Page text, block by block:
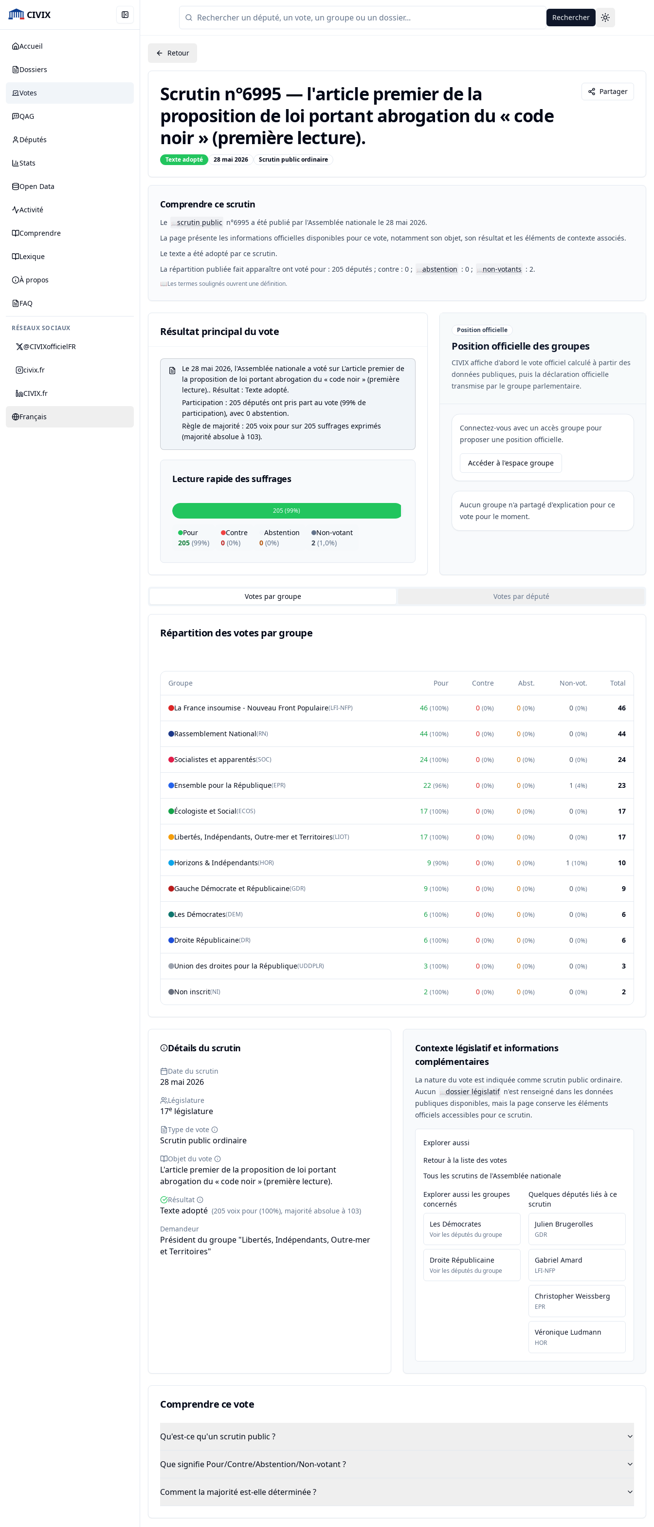
CIVIX
Accueil
Dossiers
Votes
QAG
Députés
Stats
Open Data
Activité
Comprendre
Lexique
À propos
FAQ
RÉSEAUX SOCIAUX
@CIVIXofficielFR
civix.fr
CIVIX.fr
Français
Rechercher Toggle theme
Retour
Scrutin n°6995 — l'article premier de la
proposition de loi portant abrogation du « code
noir » (première lecture).
Texte adopté 28 mai 2026 Scrutin public ordinaire
Partager
Comprendre ce scrutin
Le 📖scrutin public n°6995 a été publié par l'Assemblée nationale le 28 mai 2026.
La page présente les informations officielles disponibles pour ce vote, notamment son objet, son résultat et les éléments de contexte associés.
Le texte a été adopté par ce scrutin.
La répartition publiée fait apparaître ont voté pour : 205 députés ; contre : 0 ;
📖abstention : 0 ; 📖non-votants : 2.
📖Les termes soulignés ouvrent une définition.
Résultat principal du vote
Le 28 mai 2026, l'Assemblée nationale a voté sur L'article premier de
la proposition de loi portant abrogation du « code noir » (première
lecture).. Résultat : Texte adopté.
Participation : 205 députés ont pris part au vote (99% de
participation), avec 0 abstention.
Règle de majorité : 205 voix pour sur 205 suffrages exprimés
(majorité absolue à 103).
Lecture rapide des suffrages
205 (99%)
Pour
205 (99%)
Contre
0 (0%)
Abstention
0 (0%)
Non-votant
2 (1,0%)
Position officielle
Position officielle des groupes
CIVIX affiche d'abord le vote officiel calculé à partir des
données publiques, puis la déclaration officielle
transmise par le groupe parlementaire.
Connectez-vous avec un accès groupe pour
proposer une position officielle.
Accéder à l'espace groupe
Aucun groupe n'a partagé d'explication pour ce
vote pour le moment.
Votes par groupe Votes par député
Répartition des votes par groupe
Groupe Pour Contre Abst. Non-vot. Total
La France insoumise - Nouveau Front Populaire(LFI-NFP) 46 (100%) 0 (0%) 0 (0%) 0 (0%) 46
Rassemblement National(RN) 44 (100%) 0 (0%) 0 (0%) 0 (0%) 44
Socialistes et apparentés(SOC) 24 (100%) 0 (0%) 0 (0%) 0 (0%) 24
Ensemble pour la République(EPR) 22 (96%) 0 (0%) 0 (0%) 1 (4%) 23
Écologiste et Social(ECOS) 17 (100%) 0 (0%) 0 (0%) 0 (0%) 17
Libertés, Indépendants, Outre-mer et Territoires(LIOT) 17 (100%) 0 (0%) 0 (0%) 0 (0%) 17
Horizons & Indépendants(HOR) 9 (90%) 0 (0%) 0 (0%) 1 (10%) 10
Gauche Démocrate et Républicaine(GDR) 9 (100%) 0 (0%) 0 (0%) 0 (0%) 9
Les Démocrates(DEM) 6 (100%) 0 (0%) 0 (0%) 0 (0%) 6
Droite Républicaine(DR) 6 (100%) 0 (0%) 0 (0%) 0 (0%) 6
Union des droites pour la République(UDDPLR) 3 (100%) 0 (0%) 0 (0%) 0 (0%) 3
Non inscrit(NI) 2 (100%) 0 (0%) 0 (0%) 0 (0%) 2
Détails du scrutin
Date du scrutin
28 mai 2026
Législature
17e législature
Type de vote
Scrutin public ordinaire
Objet du vote
L'article premier de la proposition de loi portant
abrogation du « code noir » (première lecture).
Résultat
Texte adopté (205 voix pour (100%), majorité absolue à 103)
Demandeur
Président du groupe "Libertés, Indépendants, Outre-mer
et Territoires"
Contexte législatif et informations
complémentaires
La nature du vote est indiquée comme scrutin public ordinaire.
Aucun
📖dossier législatif n'est renseigné dans les données
publiques disponibles, mais la page conserve les éléments
officiels accessibles pour ce scrutin.
Explorer aussi
Retour à la liste des votes
Tous les scrutins de l'Assemblée nationale
Explorer aussi les groupes
concernés
Les Démocrates
Voir les députés du groupe
Droite Républicaine
Voir les députés du groupe
Quelques députés liés à ce
scrutin
Julien Brugerolles
GDR
Gabriel Amard
LFI-NFP
Christopher Weissberg
EPR
Véronique Ludmann
HOR
Comprendre ce vote
Qu'est-ce qu'un scrutin public ?
Que signifie Pour/Contre/Abstention/Non-votant ?
Comment la majorité est-elle déterminée ?